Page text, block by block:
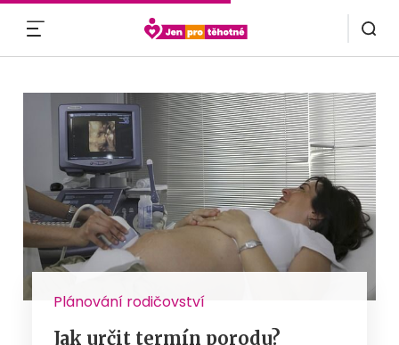
Plánování rodičovství
Jak určit termín porodu?